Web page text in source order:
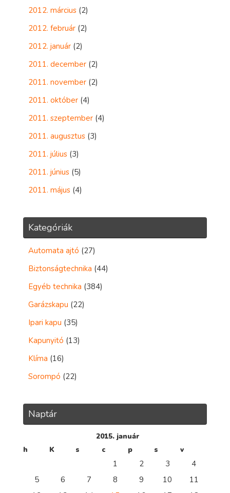
2012. március (2)
2012. február (2)
2012. január (2)
2011. december (2)
2011. november (2)
2011. október (4)
2011. szeptember (4)
2011. augusztus (3)
2011. július (3)
2011. június (5)
2011. május (4)
Kategóriák
Automata ajtó (27)
Biztonságtechnika (44)
Egyéb technika (384)
Garázskapu (22)
Ipari kapu (35)
Kapunyitó (13)
Klíma (16)
Sorompó (22)
Naptár
2015. január
h
K s c p s v
1 2 3
4
5
6 7 8 9 10
11